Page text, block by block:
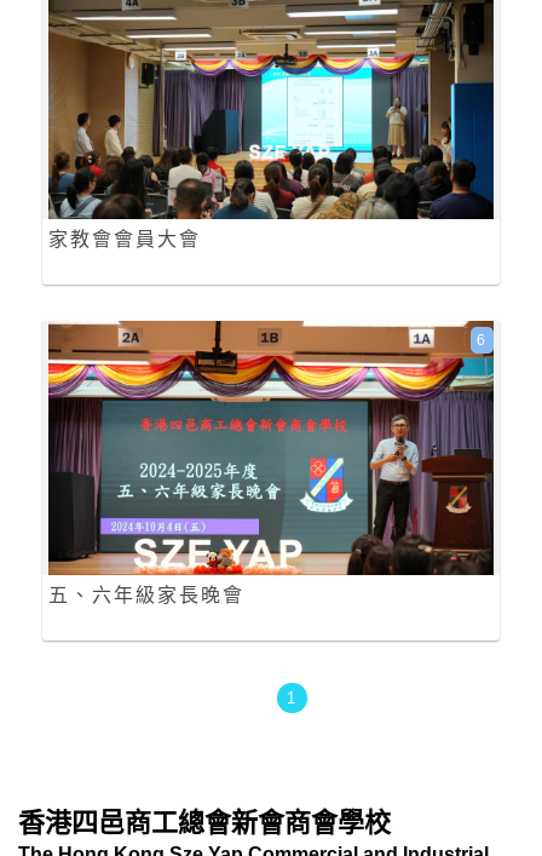
家教會會員大會
五、六年級家長晚會
6
1
香港四邑商工總會新會商會學校